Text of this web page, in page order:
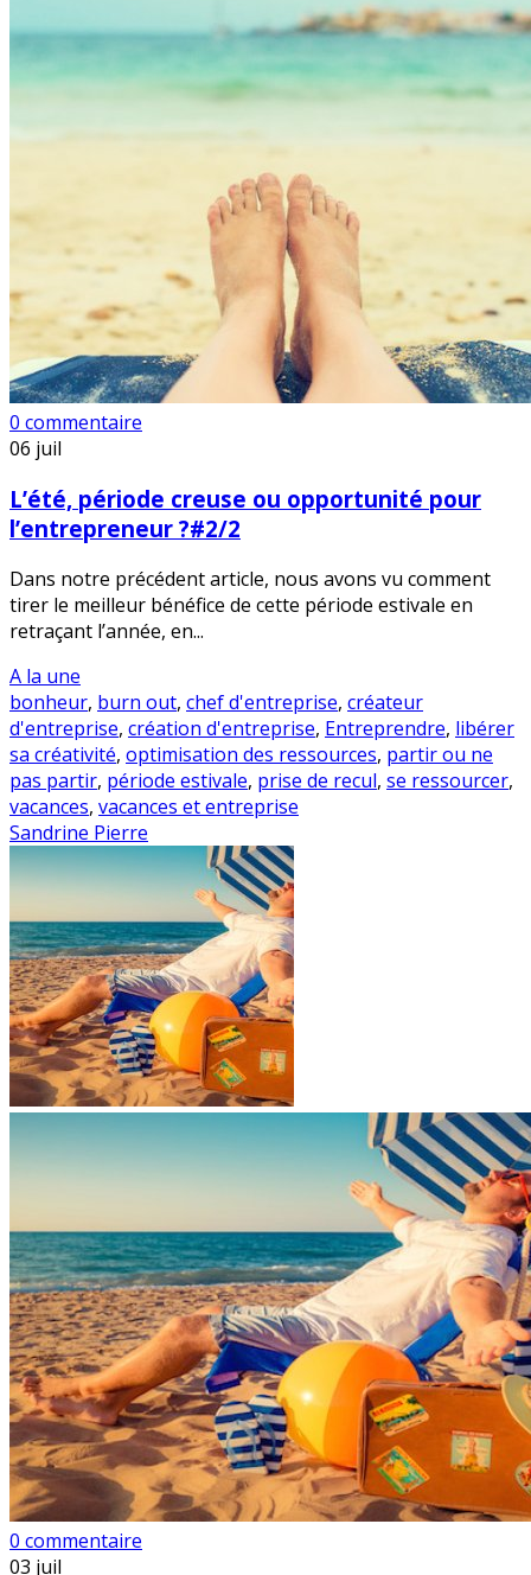
0 commentaire
06 juil
L’été, période creuse ou opportunité pour
l’entrepreneur ?#2/2
Dans notre précédent article, nous avons vu comment
tirer le meilleur bénéfice de cette période estivale en
retraçant l’année, en...
A la une
bonheur, burn out, chef d'entreprise, créateur
d'entreprise, création d'entreprise, Entreprendre, libérer
sa créativité, optimisation des ressources, partir ou ne
pas partir, période estivale, prise de recul, se ressourcer,
vacances, vacances et entreprise
Sandrine Pierre
0 commentaire
03 juil